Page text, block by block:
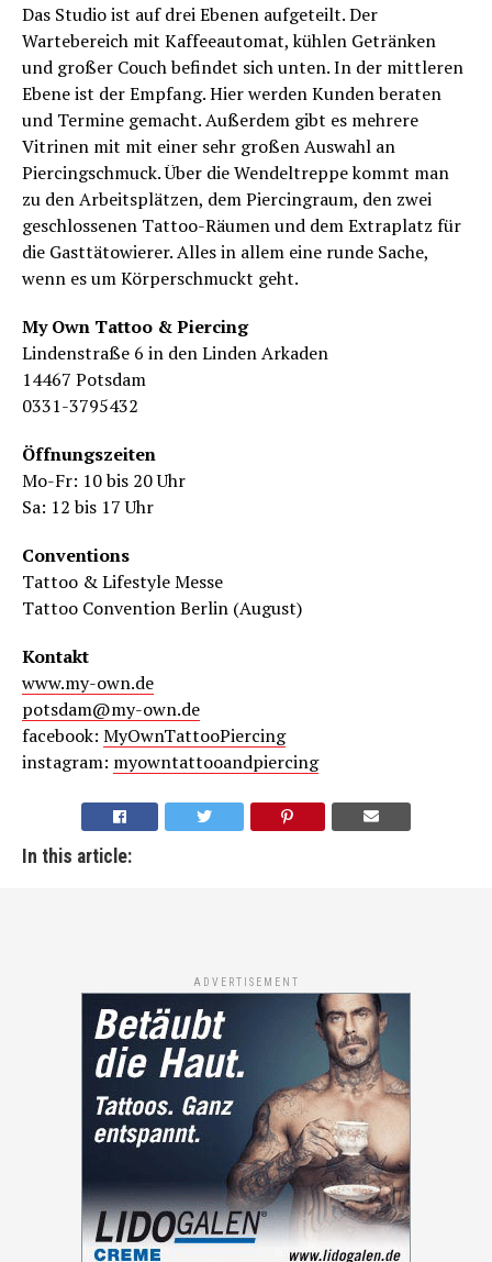
Das Studio ist auf drei Ebenen aufgeteilt. Der
Wartebereich mit Kaffeeautomat, kühlen Getränken
und großer Couch befindet sich unten. In der mittleren
Ebene ist der Empfang. Hier werden Kunden beraten
und Termine gemacht. Außerdem gibt es mehrere
Vitrinen mit mit einer sehr großen Auswahl an
Piercingschmuck. Über die Wendeltreppe kommt man
zu den Arbeitsplätzen, dem Piercing­raum, den zwei
geschlossenen Tattoo-Räumen und dem Extraplatz für
die Gasttätowierer. Alles in allem eine runde Sache,
wenn es um Körperschmuckt geht.
My Own Tattoo & Piercing
Lindenstraße 6 in den Linden Arkaden
14467 Potsdam
0331-3795432
Öffnungszeiten
Mo-Fr: 10 bis 20 Uhr
Sa: 12 bis 17 Uhr
Conventions
Tattoo & Lifestyle Messe
Tattoo Convention Berlin (August)
Kontakt
www.my-own.de
potsdam@my-own.de
facebook: MyOwnTattooPiercing
instagram: myowntattooandpiercing
In this article:
ADVERTISEMENT